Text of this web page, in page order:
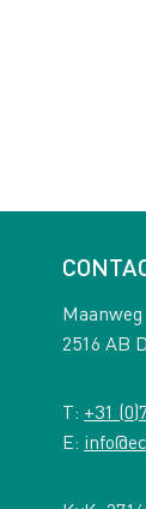
2516 AB
T: +31
E: